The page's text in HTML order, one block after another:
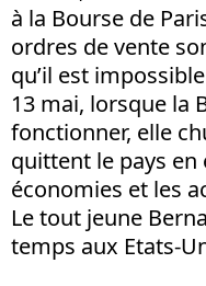
à la Bourse de
ordres de vente
qu’il est
13 mai, lorsque la
fonctionner, elle
quittent le pays
économies et les
Le tout jeune
temps aux Etats-